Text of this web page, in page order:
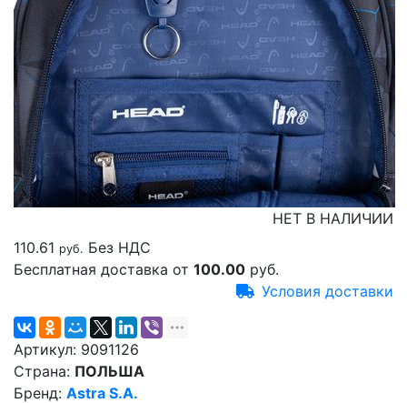
НЕТ В НАЛИЧИИ
110.61 руб. Без НДС
Бесплатная доставка от 100.00 руб.
Условия доставки
Артикул: 9091126
Страна: ПОЛЬША
Бренд: Astra S.A.